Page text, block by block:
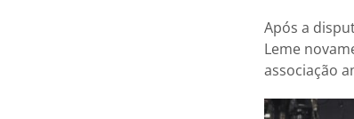
Após a
Leme
associação